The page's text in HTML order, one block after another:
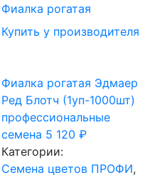
Фиалка рогатая
Купить у производителя
Фиалка рогатая Эдмаер
Ред Блотч (1уп-1000шт)
профессиональные
семена 5 120₽
Категории:
Cемена цветов ПРОФИ,